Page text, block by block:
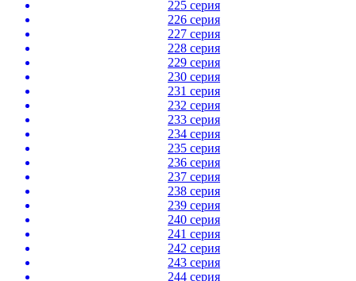
225 серия
226 серия
227 серия
228 серия
229 серия
230 серия
231 серия
232 серия
233 серия
234 серия
235 серия
236 серия
237 серия
238 серия
239 серия
240 серия
241 серия
242 серия
243 серия
244 серия